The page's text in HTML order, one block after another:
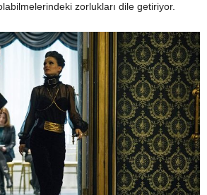
zorlukları dile getiriyor.